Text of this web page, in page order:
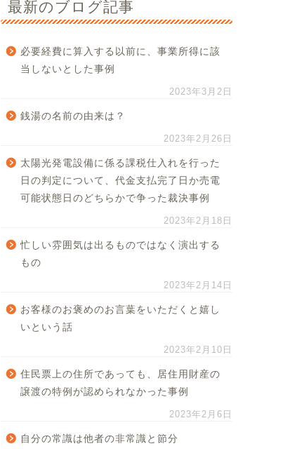
最新のブログ記事
必要経費に算入する以前に、事業所得に該
当しないとした事例
2023年3月2日
銭湯の名前の由来は？
2023年2月26日
太陽光発電設備に係る課税仕入れを行った
日の判定について、代金支払完了日か売電
可能状態日のどちらかで争った裁決事例
2023年2月18日
忙しい雰囲気は出るものではなく演出する
もの
2023年2月14日
お客様のお褒めのお言葉をいただくと嬉し
いという話
2023年2月10日
住民票上の住所であっても、居住用財産の
譲渡の特例が認められなかった事例
2023年2月6日
自分の常識は他者の非常識と節分